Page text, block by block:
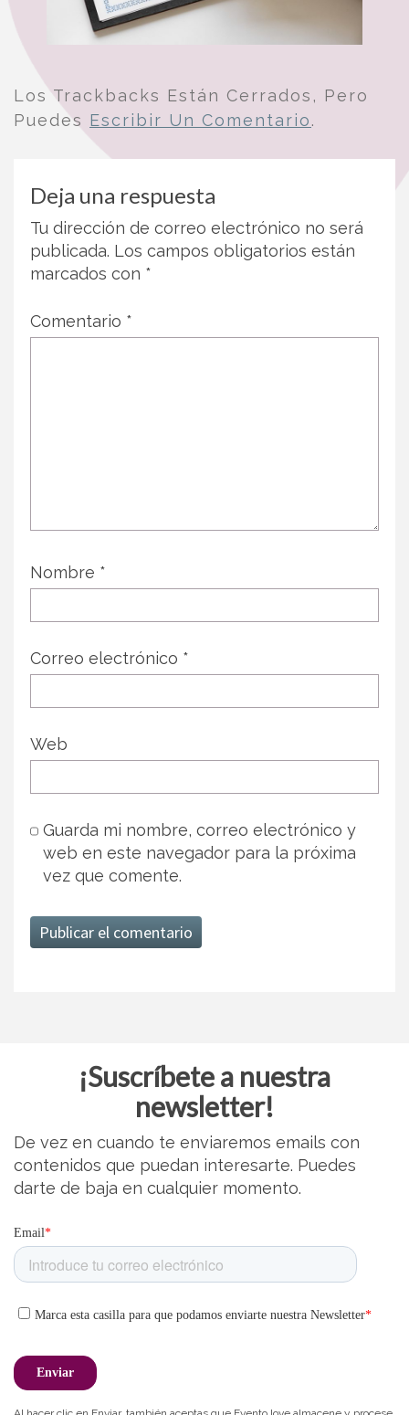
Los Trackbacks Están Cerrados, Pero
Puedes Escribir Un Comentario.
Deja una respuesta
Tu dirección de correo electrónico no será
publicada. Los campos obligatorios están
marcados con *
Comentario *
Nombre *
Correo electrónico *
Web
Guarda mi nombre, correo electrónico y
web en este navegador para la próxima
vez que comente.
¡Suscríbete a nuestra
newsletter!
De vez en cuando te enviaremos emails con
contenidos que puedan interesarte. Puedes
darte de baja en cualquier momento.